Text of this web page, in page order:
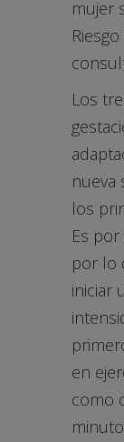
mujer
Los
nueva
los
Es
por lo
iniciar
en
como